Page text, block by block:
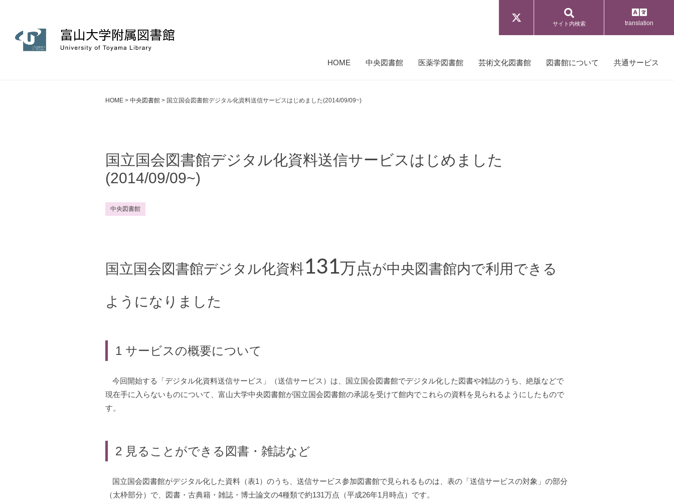
サイト内検索 translation
HOME 中央図書館 医薬学図書館 芸術文化図書館 図書館について 共通サービス
HOME > 中央図書館 > 国立国会図書館デジタル化資料送信サービスはじめました(2014/09/09~)
国立国会図書館デジタル化資料送信サービスはじめました
(2014/09/09~)
中央図書館
国立国会図書館デジタル化資料131万点が中央図書館内で利用できる
ようになりました
1 サービスの概要について
今回開始する「デジタル化資料送信サービス」（送信サービス）は、国立国会図書館でデジタル化した図書や雑誌のうち、絶版などで
現在手に入らないものについて、富山大学中央図書館が国立国会図書館の承認を受けて館内でこれらの資料を見られるようにしたもので
す。
2 見ることができる図書・雑誌など
国立国会図書館がデジタル化した資料（表1）のうち、送信サービス参加図書館で見られるものは、表の「送信サービスの対象」の部分
（太枠部分）で、図書・古典籍・雑誌・博士論文の4種類で約131万点（平成26年1月時点）です。